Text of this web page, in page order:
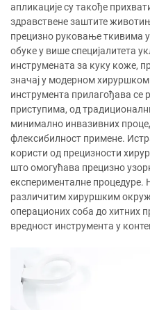
апликације су такође
здравствене заштите
прецизно руковање ткивима
обуке у више специјалитета
инструмената за куку коже,
значај у модерном
инструмента прилагођава
приступима, од
минимално инвазивних
флексибилност примене.
користи од прецизности
што омогућава прецизно
експерименталне
различитим хируршким
операционих соба до хитних
вредност инструмента у